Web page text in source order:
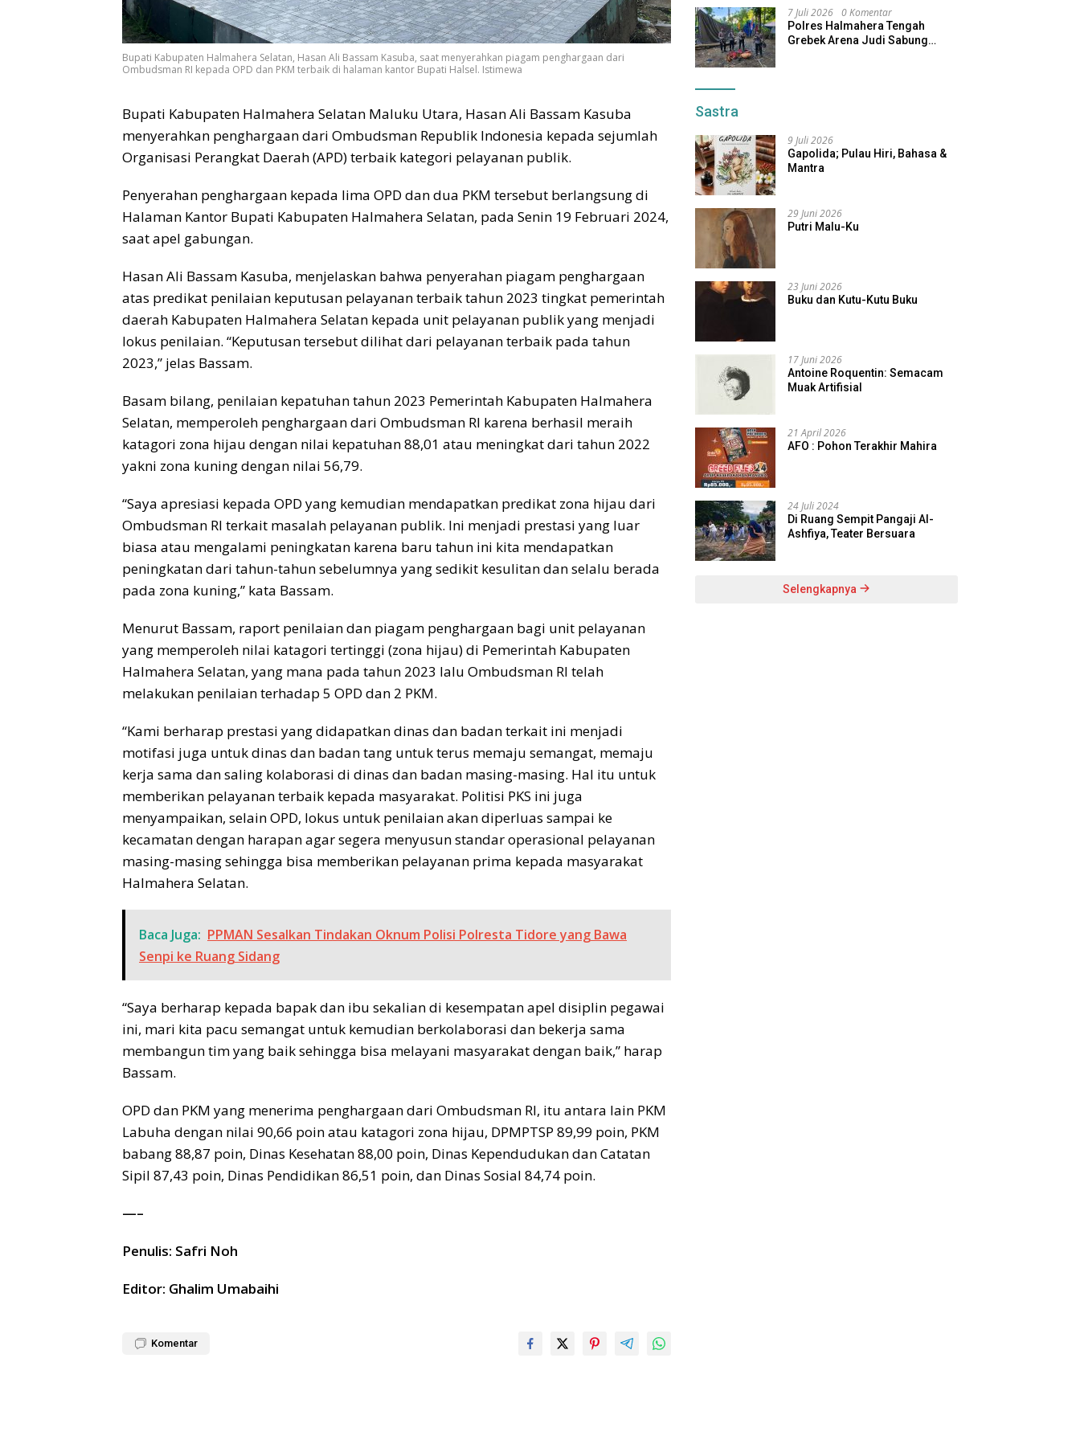
Bupati Kabupaten Halmahera Selatan, Hasan Ali Bassam Kasuba, saat menyerahkan piagam penghargaan dari
Ombudsman RI kepada OPD dan PKM terbaik di halaman kantor Bupati Halsel. Istimewa
Bupati Kabupaten Halmahera Selatan Maluku Utara, Hasan Ali Bassam Kasuba
menyerahkan penghargaan dari Ombudsman Republik Indonesia kepada sejumlah
Organisasi Perangkat Daerah (APD) terbaik kategori pelayanan publik.
Penyerahan penghargaan kepada lima OPD dan dua PKM tersebut berlangsung di
Halaman Kantor Bupati Kabupaten Halmahera Selatan, pada Senin 19 Februari 2024,
saat apel gabungan.
Hasan Ali Bassam Kasuba, menjelaskan bahwa penyerahan piagam penghargaan
atas predikat penilaian keputusan pelayanan terbaik tahun 2023 tingkat pemerintah
daerah Kabupaten Halmahera Selatan kepada unit pelayanan publik yang menjadi
lokus penilaian. “Keputusan tersebut dilihat dari pelayanan terbaik pada tahun
2023,” jelas Bassam.
Basam bilang, penilaian kepatuhan tahun 2023 Pemerintah Kabupaten Halmahera
Selatan, memperoleh penghargaan dari Ombudsman RI karena berhasil meraih
katagori zona hijau dengan nilai kepatuhan 88,01 atau meningkat dari tahun 2022
yakni zona kuning dengan nilai 56,79.
“Saya apresiasi kepada OPD yang kemudian mendapatkan predikat zona hijau dari
Ombudsman RI terkait masalah pelayanan publik. Ini menjadi prestasi yang luar
biasa atau mengalami peningkatan karena baru tahun ini kita mendapatkan
peningkatan dari tahun-tahun sebelumnya yang sedikit kesulitan dan selalu berada
pada zona kuning,” kata Bassam.
Menurut Bassam, raport penilaian dan piagam penghargaan bagi unit pelayanan
yang memperoleh nilai katagori tertinggi (zona hijau) di Pemerintah Kabupaten
Halmahera Selatan, yang mana pada tahun 2023 lalu Ombudsman RI telah
melakukan penilaian terhadap 5 OPD dan 2 PKM.
“Kami berharap prestasi yang didapatkan dinas dan badan terkait ini menjadi
motifasi juga untuk dinas dan badan tang untuk terus memaju semangat, memaju
kerja sama dan saling kolaborasi di dinas dan badan masing-masing. Hal itu untuk
memberikan pelayanan terbaik kepada masyarakat. Politisi PKS ini juga
menyampaikan, selain OPD, lokus untuk penilaian akan diperluas sampai ke
kecamatan dengan harapan agar segera menyusun standar operasional pelayanan
masing-masing sehingga bisa memberikan pelayanan prima kepada masyarakat
Halmahera Selatan.
Baca Juga: PPMAN Sesalkan Tindakan Oknum Polisi Polresta Tidore yang Bawa
Senpi ke Ruang Sidang
“Saya berharap kepada bapak dan ibu sekalian di kesempatan apel disiplin pegawai
ini, mari kita pacu semangat untuk kemudian berkolaborasi dan bekerja sama
membangun tim yang baik sehingga bisa melayani masyarakat dengan baik,” harap
Bassam.
OPD dan PKM yang menerima penghargaan dari Ombudsman RI, itu antara lain PKM
Labuha dengan nilai 90,66 poin atau katagori zona hijau, DPMPTSP 89,99 poin, PKM
babang 88,87 poin, Dinas Kesehatan 88,00 poin, Dinas Kependudukan dan Catatan
Sipil 87,43 poin, Dinas Pendidikan 86,51 poin, dan Dinas Sosial 84,74 poin.
—–
Penulis: Safri Noh
Editor: Ghalim Umabaihi
Komentar
7 Juli 2026 0 Komentar
Polres Halmahera Tengah
Grebek Arena Judi Sabung
Sastra
9 Juli 2026
Gapolida; Pulau Hiri, Bahasa &
Mantra
29 Juni 2026
Putri Malu-Ku
23 Juni 2026
Buku dan Kutu-Kutu Buku
17 Juni 2026
Antoine Roquentin: Semacam
Muak Artifisial
21 April 2026
AFO : Pohon Terakhir Mahira
24 Juli 2024
Di Ruang Sempit Pangaji Al-
Ashfiya, Teater Bersuara
Selengkapnya